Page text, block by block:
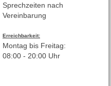
Sprechzeiten nach
Vereinbarung
Erreichbarkeit:
Montag bis Freitag:
08:00 - 20:00 Uhr